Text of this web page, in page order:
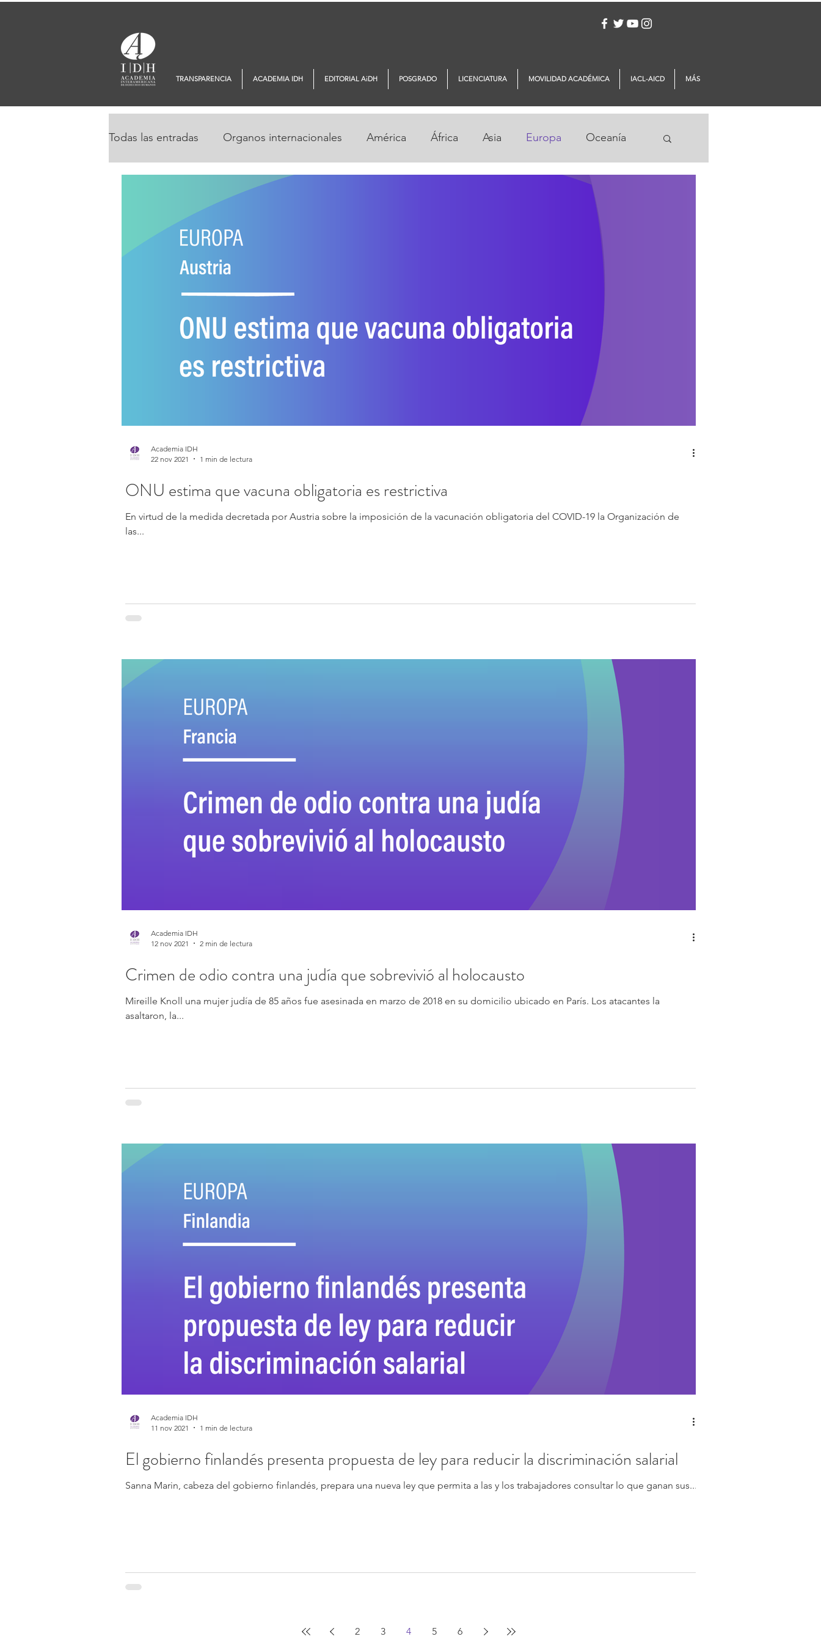
Todas las entradas Organos internacionales América África Asia Europa Oceanía
Monitor DDHH
ONU estima que vacuna obligatoria es restrictiva
En virtud de la medida decretada por Austria sobre la imposición de la vacunación obligatoria del COVID-19 la Organización de
las...
Academia IDH
22 nov 2021
1 min de lectura
Crimen de odio contra una judía que sobrevivió al holocausto
Mireille Knoll una mujer judía de 85 años fue asesinada en marzo de 2018 en su domicilio ubicado en París. Los atacantes la
asaltaron, la...
Academia IDH
12 nov 2021
2 min de lectura
El gobierno finlandés presenta propuesta de ley para reducir la discriminación salarial
Sanna Marin, cabeza del gobierno finlandés, prepara una nueva ley que permita a las y los trabajadores consultar lo que ganan sus...
Academia IDH
11 nov 2021
1 min de lectura
2 3 4 5 6
TRANSPARENCIA ACADEMIA IDH EDITORIAL AiDH POSGRADO LICENCIATURA MOVILIDAD ACADÉMICA IACL-AICD MÁS